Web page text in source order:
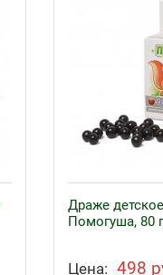
Драже
Помогуша, 80 г
Цена: 498